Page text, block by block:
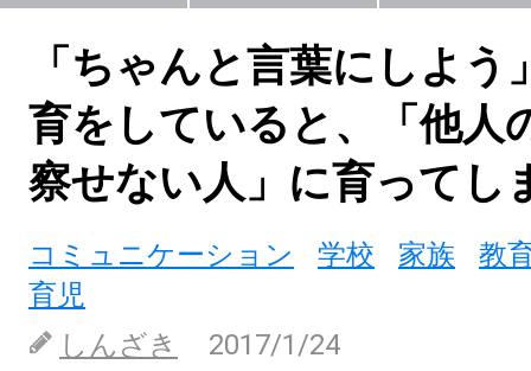
「ちゃんと言葉にしよう
育をしていると、「他人
察せない人」に育ってし
コミュニケーション 学校 家族
教
育児
しんざき
2017/1/24